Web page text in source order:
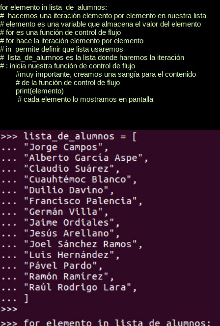
for elemento in lista_de_alumnos:
#  hacemos una iteración elemento por elemento en nuestra lista
# elemento es una variable que almacena el valor del elemento
# for es una función de control de flujo
# for hace la iteración elemento por elemento
# in  permite definir que lista usaremos
#  lista_de_alumnos es la lista donde haremos la iteración
# : inicia nuestra función de control de flujo